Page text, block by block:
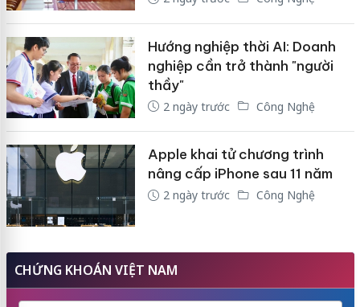
Hướng nghiệp thời AI: Doanh
nghiệp cần trở thành "người
thầy"
2 ngày trước Công Nghệ
Apple khai tử chương trình
nâng cấp iPhone sau 11 năm
2 ngày trước Công Nghệ
CHỨNG KHOÁN VIỆT NAM